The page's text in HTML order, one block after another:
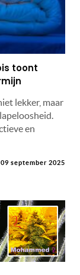
toont
lekker, maar
en
09 september 2025